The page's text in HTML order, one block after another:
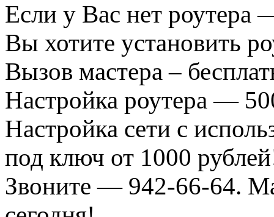
Если у Вас нет роутера
Вы хотите установить
Вызов мастера –
Настройка роутера —
Настройка сети с
под ключ от 1000
Звоните — 942-66-64.